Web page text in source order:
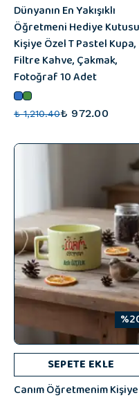
Dünyanın En Yakışıklı
Öğretmeni Hediye
Kişiye Özel T Pastel Kupa,
Filtre Kahve, Çakmak,
Fotoğraf 10 Adet
₺ 1,210.40₺ 972.00
SEPETE EKLE
Canım Öğretmenim Kişiye